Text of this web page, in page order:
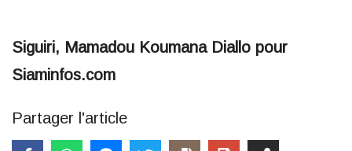
Siguiri, Mamadou Koumana Diallo pour
Siaminfos.com
Partager l'article